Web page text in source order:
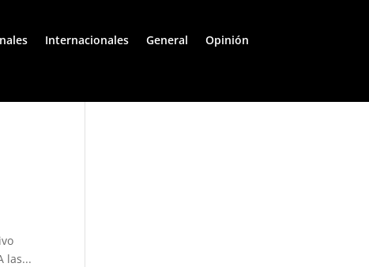
Internacionales General Opinión
las...